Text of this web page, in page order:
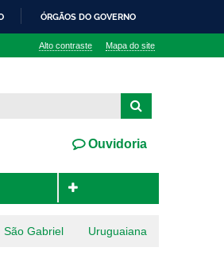
ÓRGÃOS DO GOVERNO
Alto contraste Mapa do site
Ouvidoria
São Gabriel Uruguaiana